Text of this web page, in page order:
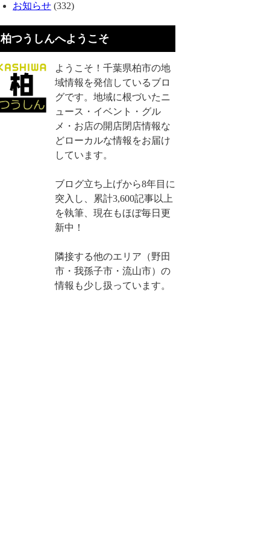
お知らせ (332)
柏つうしんへようこそ
ようこそ！千葉県柏市の地
域情報を発信しているブロ
グです。地域に根づいたニ
ュース・イベント・グル
メ・お店の開店閉店情報な
どローカルな情報をお届け
しています。
ブログ立ち上げから8年目に
突入し、累計3,600記事以上
を執筆、現在もほぼ毎日更
新中！
隣接する他のエリア（野田
市・我孫子市・流山市）の
情報も少し扱っています。